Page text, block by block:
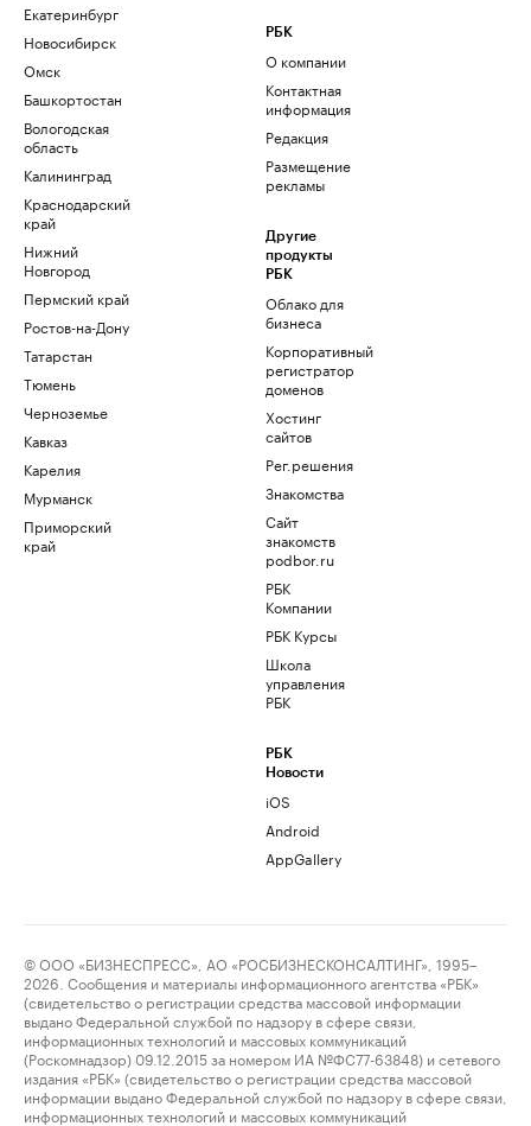
Екатеринбург
Новосибирск
Омск
Башкортостан
Вологодская
область
Калининград
Краснодарский
край
Нижний
Новгород
Пермский край
Ростов-на-Дону
Татарстан
Тюмень
Черноземье
Кавказ
Карелия
Мурманск
Приморский
край
РБК
О компании
Контактная
информация
Редакция
Размещение
рекламы
Другие
продукты
РБК
Облако для
бизнеса
Корпоративный
регистратор
доменов
Хостинг
сайтов
Рег.решения
Знакомства
Сайт
знакомств
podbor.ru
РБК
Компании
РБК Курсы
Школа
управления
РБК
РБК
Новости
iOS
Android
AppGallery
© ООО «БИЗНЕСПРЕСС», АО «РОСБИЗНЕСКОНСАЛТИНГ», 1995–
2026. Сообщения и материалы информационного агентства «РБК»
(свидетельство о регистрации средства массовой информации
выдано Федеральной службой по надзору в сфере связи,
информационных технологий и массовых коммуникаций
(Роскомнадзор) 09.12.2015 за номером ИА №ФС77-63848) и сетевого
издания «РБК» (свидетельство о регистрации средства массовой
информации выдано Федеральной службой по надзору в сфере связи,
информационных технологий и массовых коммуникаций